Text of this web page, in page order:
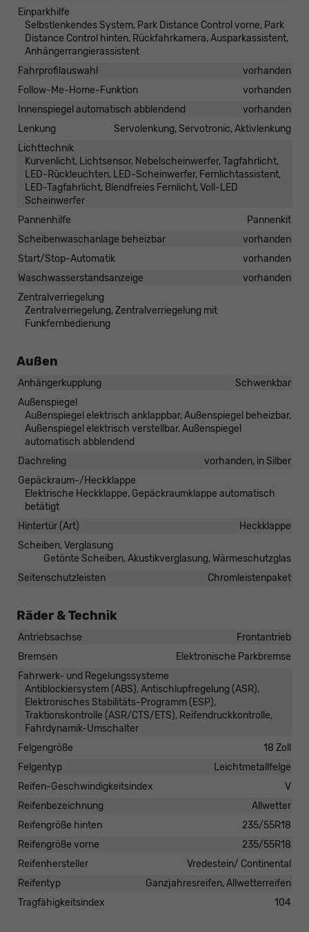
Einparkhilfe
Selbstlenkendes System, Park Distance Control vorne, Park
Distance Control hinten, Rückfahrkamera, Ausparkassistent,
Anhängerrangierassistent
Fahrprofilauswahl
vorhanden
Follow-Me-Home-Funktion
vorhanden
Innenspiegel automatisch abblendend
vorhanden
Lenkung
Servolenkung, Servotronic, Aktivlenkung
Lichttechnik
Kurvenlicht, Lichtsensor, Nebelscheinwerfer, Tagfahrlicht,
LED-Rückleuchten, LED-Scheinwerfer, Fernlichtassistent,
LED-Tagfahrlicht, Blendfreies Fernlicht, Voll-LED
Scheinwerfer
Pannenhilfe
Pannenkit
Scheibenwaschanlage beheizbar
vorhanden
Start/Stop-Automatik
vorhanden
Waschwasserstandsanzeige
vorhanden
Zentralverriegelung
Zentralverriegelung, Zentralverriegelung mit
Funkfernbedienung
Außen
Anhängerkupplung
Schwenkbar
Außenspiegel
Außenspiegel elektrisch anklappbar, Außenspiegel beheizbar,
Außenspiegel elektrisch verstellbar, Außenspiegel
automatisch abblendend
Dachreling
vorhanden, in Silber
Gepäckraum-/Heckklappe
Elektrische Heckklappe, Gepäckraumklappe automatisch
betätigt
Hintertür (Art)
Heckklappe
Scheiben, Verglasung
Getönte Scheiben, Akustikverglasung, Wärmeschutzglas
Seitenschutzleisten
Chromleistenpaket
Räder & Technik
Antriebsachse
Frontantrieb
Bremsen
Elektronische Parkbremse
Fahrwerk- und Regelungssysteme
Antiblockiersystem (ABS), Antischlupfregelung (ASR),
Elektronisches Stabilitäts-Programm (ESP),
Traktionskontrolle (ASR/CTS/ETS), Reifendruckkontrolle,
Fahrdynamik-Umschalter
Felgengröße
18 Zoll
Felgentyp
Leichtmetallfelge
Reifen-Geschwindigkeitsindex
V
Reifenbezeichnung
Allwetter
Reifengröße hinten
235/55R18
Reifengröße vorne
235/55R18
Reifenhersteller
Vredestein/ Continental
Reifentyp
Ganzjahresreifen, Allwetterreifen
Tragfähigkeitsindex
104